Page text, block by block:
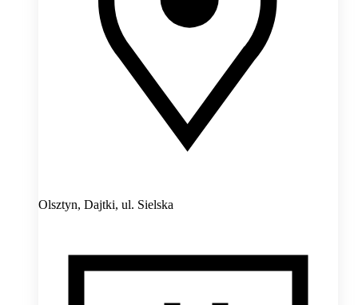
Olsztyn, Dajtki, ul. Sielska